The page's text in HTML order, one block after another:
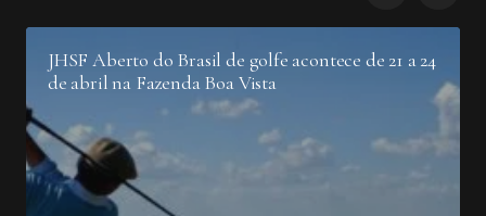
JHSF Aberto do Brasil de golfe acontece de 21 a 24
de abril na Fazenda Boa Vista